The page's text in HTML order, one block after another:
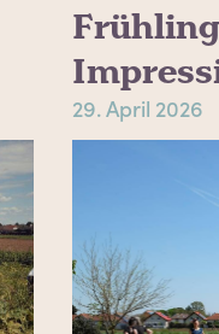
29. April 2026